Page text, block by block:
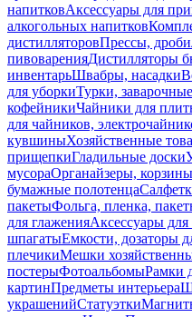
напитковАксессуары для
алкогольных напитков
дистилляторовПрессы,
пивоваренияДистилляторы
инвентарьШвабры, насадки
для уборкиТурки,
кофейникиЧайники для
для чайников,
кувшиныХозяйственные
прищепкиГладильные доски
мусораОрганайзеры,
бумажные полотенца
пакетыФольга, пленка,
для глаженияАксессуары для
шпагатыЕмкости, дозаторы
плечикиМешки
постерыФотоальбомыРамки
картинПредметы интерьера
украшенийСтатуэтки